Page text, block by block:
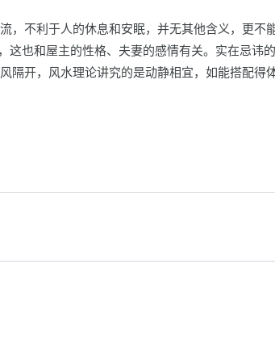
，不利于人的休息和安眠，并无其他含义，更不
这也和屋主的性格、夫妻的感情有关。实在忌讳的
隔开，风水理论讲究的是动静相宜，如能搭配得